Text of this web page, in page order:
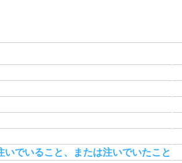
いでいること、または注いでいたこと